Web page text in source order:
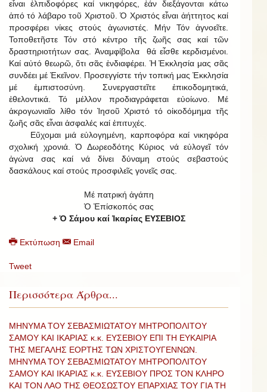
εἶναι ἐλπιδοφόρες καί νικηφόρες, ἐάν διεξάγονται κάτω
ἀπό τό λάβαρο τοῦ Χριστοῦ. Ὁ Χριστός εἶναι ἀήττητος καί
προσφέρει νίκες στούς ἀγωνιστές. Μήν Τόν ἀγνοεῖτε.
Τοποθετῆστε Τόν στό κέντρο τῆς ζωῆς σας καί τῶν
δραστηριοτήτων σας. Ἀναμφίβολα θά εἶσθε κερδισμένοι.
Καί αὐτό θεωρῶ, ὅτι σᾶς ἐνδιαφέρει. Ἡ Ἐκκλησία μας σᾶς
συνδέει μέ Ἐκεῖνον. Προσεγγίστε τήν τοπική μας Ἐκκλησία
μέ ἐμπιστοσύνη. Συνεργαστεῖτε ἐπικοδομητικά,
ἐθελοντικά. Τό μέλλον προδιαγράφεται εὐοίωνο. Μέ
ἀκρογωνιαῖο λίθο τόν Ἰησοῦ Χριστό τό οἰκοδόμημα τῆς
ζωῆς σᾶς εἶναι ἀσφαλές καί ἐπιτυχές.
Εὔχομαι μιά εὐλογημένη, καρποφόρα καί νικηφόρα
σχολική χρονιά. Ὁ Δωρεοδότης Κύριος νά εὐλογεῖ τόν
ἀγώνα σας καί νά δίνει δύναμη στούς σεβαστούς
δασκάλους καί στούς προσφιλεῖς γονεῖς σας.
Μέ πατρική ἀγάπη
Ὁ Ἐπίσκοπός σας
+ Ὁ Σάμου καί Ἰκαρίας ΕΥΣΕΒΙΟΣ
Εκτύπωση Email
Tweet
Περισσότερα Άρθρα...
ΜΗΝΥΜΑ ΤΟΥ ΣΕΒΑΣΜΙΩΤΑΤΟΥ ΜΗΤΡΟΠΟΛΙΤΟΥ
ΣΑΜΟΥ ΚΑΙ ΙΚΑΡΙΑΣ κ.κ. ΕΥΣΕΒΙΟΥ ΕΠΙ ΤΗ ΕΥΚΑΙΡΙΑ
ΤΗΣ ΜΕΓΑΛΗΣ ΕΟΡΤΗΣ ΤΩΝ ΧΡΙΣΤΟΥΓΕΝΝΩΝ.
ΜΗΝΥΜΑ ΤΟΥ ΣΕΒΑΣΜΙΩΤΑΤΟΥ ΜΗΤΡΟΠΟΛΙΤΟΥ
ΣΑΜΟΥ ΚΑΙ ΙΚΑΡΙΑΣ κ.κ. ΕΥΣΕΒΙΟΥ ΠΡΟΣ ΤΟΝ ΚΛΗΡΟ
ΚΑΙ ΤΟΝ ΛΑΟ ΤΗΣ ΘΕΟΣΩΣΤΟΥ ΕΠΑΡΧΙΑΣ ΤΟΥ ΓΙΑ ΤΗ